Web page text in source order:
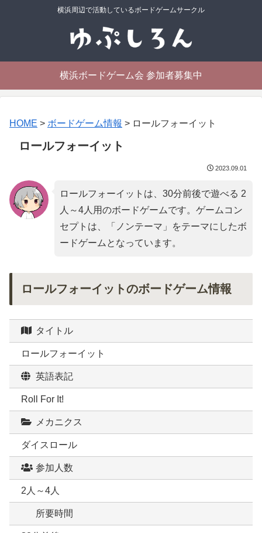
横浜周辺で活動しているボードゲームサークル
横浜ボードゲーム会 参加者募集中
HOME > ボードゲーム情報 > ロールフォーイット
ロールフォーイット
2023.09.01
ロールフォーイットは、30分前後で遊べる 2
人～4人用のボードゲームです。ゲームコン
セプトは、「 ノンテーマ 」をテーマにしたボ
ードゲームとなっています。
ロールフォーイットのボードゲーム情報
タイトル
ロールフォーイット
英語表記
Roll For It!
メカニクス
ダイスロール
参加人数
2人～4人
所要時間